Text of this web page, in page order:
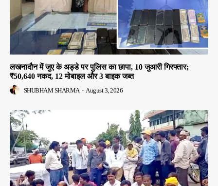
लखनादौन में जुए के अड्डे पर पुलिस का छापा, 10 जुआरी गिरफ्तार;
₹50,640 नकद, 12 मोबाइल और 3 बाइक जब्त
SHUBHAM SHARMA - August 3, 2026